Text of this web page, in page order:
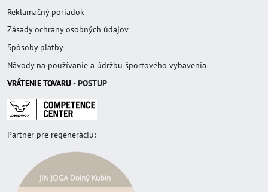
Reklamačný poriadok
Zásady ochrany osobných údajov
Spôsoby platby
Návody na používanie a údržbu športového vybavenia
VRÁTENIE TOVARU - POSTUP
Partner pre regeneráciu: